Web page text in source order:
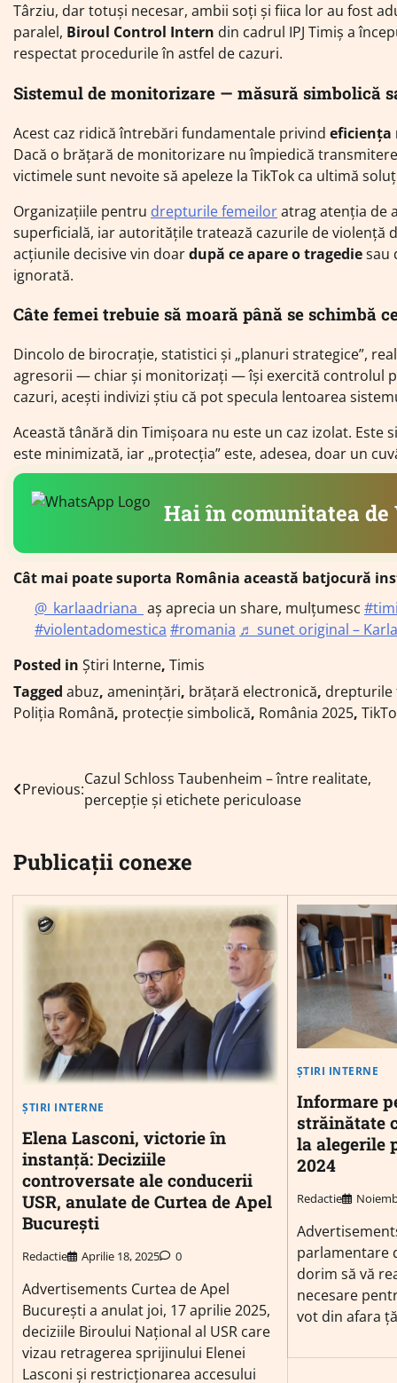
Târziu, dar totuși necesar, ambii soți și fiica lor au fost
paralel, Biroul Control Intern din cadrul IPJ Timiș a
respectat procedurile în astfel de cazuri.
Sistemul de monitorizare — măsură simbolică
Acest caz ridică întrebări fundamentale privind eficiența
Dacă o brățară de monitorizare nu împiedică
victimele sunt nevoite să apeleze la TikTok ca ultimă
Organizațiile pentru drepturile femeiloratrag atenția de
superficială, iar autoritățile tratează cazurile de violență
acțiunile decisive vin doardupă ce apare o tragediesau
ignorată.
Câte femei trebuie să moară până se schimbă
Dincolo de birocrație, statistici și „planuri strategice”,
agresorii — chiar și monitorizați — își exercită controlul
cazuri, acești indivizi știu că pot specula lentoarea
Această tânără din Timișoara nu este un caz izolat.
este minimizată, iar „protecția” este, adesea, doar un
Hai în comunitatea
Cât mai poate suporta România această batjocură
@_karlaadriana_ aș aprecia un share, mulțumesc
#violentadomestica #romania ♬ sunet original – Karla
Posted in Știri Interne, Timis
Tagged abuz, amenințări, brățară electronică, drepturile
Poliția Română, protecție simbolică, România 2025,
Navigare
articole
Previous:
Cazul Schloss Taubenheim – între realitate,
percepție și etichete periculoase
Publicații conexe
ȘTIRI INTERNE
Elena Lasconi, victorie în
instanță: Deciziile
controversate ale conducerii
USR, anulate de Curtea de Apel
București
Redactie Aprilie 18, 2025 0
Advertisements Curtea de Apel
București a anulat joi, 17 aprilie 2025,
deciziile Biroului Național al USR care
vizau retragerea sprijinului Elenei
Lasconi și restricționarea accesului
ȘTIRI INTERNE
Informare
străinătate
la alegerile
2024
Redactie
parlamentare
dorim să vă
necesare
vot din afara